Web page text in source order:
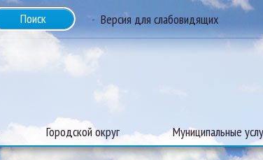
Версия для слабовидящих
Городской округ Муниципальные